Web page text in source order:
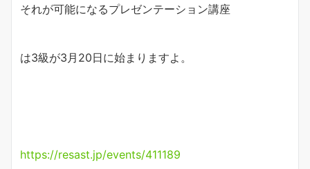
それが可能になるプレゼンテーション講座
は3級が3月20日に始まりますよ。
https://resast.jp/events/411189